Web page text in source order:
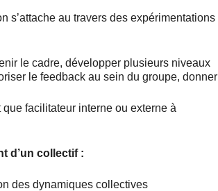
s’attache au travers des expérimentations
le cadre, développer plusieurs niveaux
le feedback au sein du groupe, donner
facilitateur interne ou externe à
d’un collectif :
des dynamiques collectives